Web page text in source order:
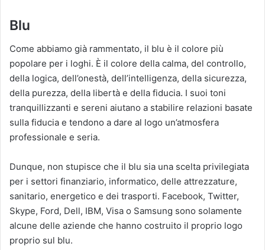
Blu
Come abbiamo già rammentato, il blu è il colore più
popolare per i loghi. È il colore della calma, del controllo,
della logica, dell’onestà, dell’intelligenza, della sicurezza,
della purezza, della libertà e della fiducia. I suoi toni
tranquillizzanti e sereni aiutano a stabilire relazioni basate
sulla fiducia e tendono a dare al logo un’atmosfera
professionale e seria.
Dunque, non stupisce che il blu sia una scelta privilegiata
per i settori finanziario, informatico, delle attrezzature,
sanitario, energetico e dei trasporti. Facebook, Twitter,
Skype, Ford, Dell, IBM, Visa o Samsung sono solamente
alcune delle aziende che hanno costruito il proprio logo
proprio sul blu.